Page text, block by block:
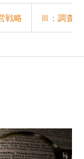
戦略 Ⅲ：調査